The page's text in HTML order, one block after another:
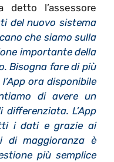
detto l’assessore
del nuovo sistema
che siamo sulla
importante della
Bisogna fare di più
ora disponibile
di avere un
L’App
i dati e grazie ai
di maggioranza è
più semplice